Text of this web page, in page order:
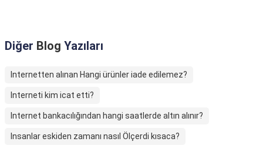
Diğer Blog Yazıları
Internetten alınan Hangi ürünler iade edilemez?
Interneti kim icat etti?
Internet bankacılığından hangi saatlerde altın alınır?
Insanlar eskiden zamanı nasıl Ölçerdi kısaca?